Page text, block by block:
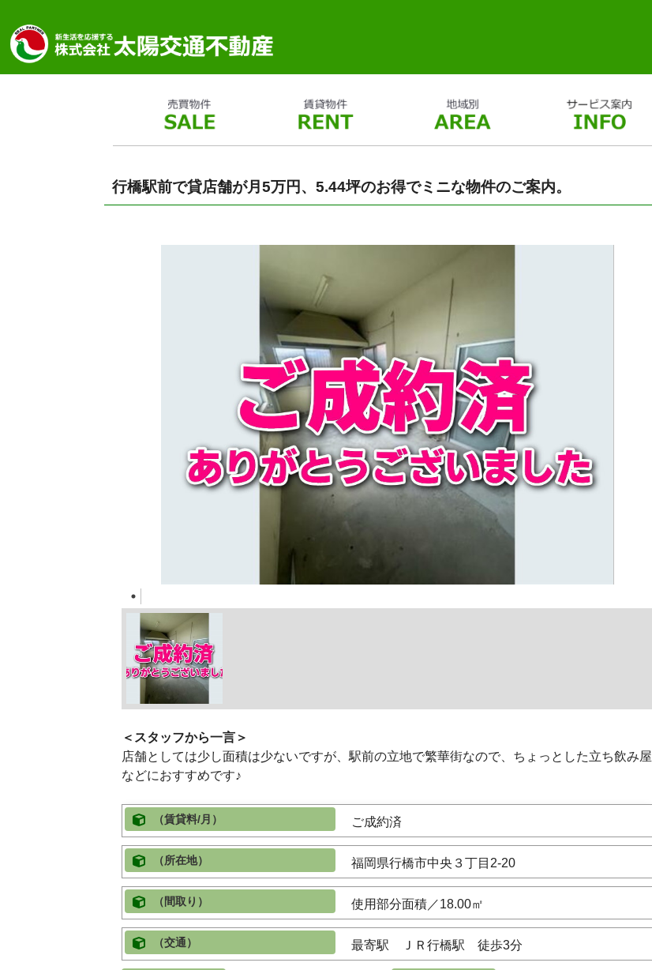
行橋駅前で貸店舗が月5万円、5.44坪のお得でミニな物件のご案内。
＜スタッフから一言＞
店舗としては少し面積は少ないですが、駅前の立地で繁華街なので、ちょっとした立ち飲み屋
などにおすすめです♪
（賃貸料/月） ご成約済
（所在地） 福岡県行橋市中央３丁目2-20
（間取り） 使用部分面積／18.00㎡
（交通） 最寄駅 ＪＲ行橋駅 徒歩3分